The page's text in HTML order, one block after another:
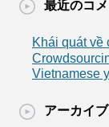
最近のコ
Khái quát về
Vietnamese
アーカイブ